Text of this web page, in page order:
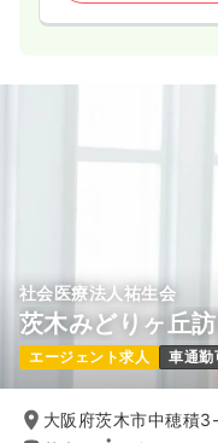
社会医療法人祐生会
茨木みどりヶ丘
エージェント求人 車通勤
大阪府茨木市中穂積